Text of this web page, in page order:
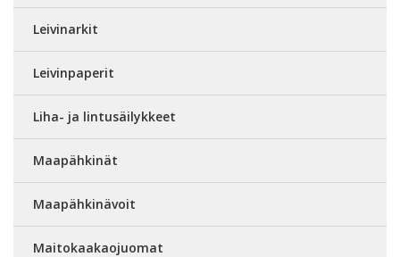
Leivinarkit
Leivinpaperit
Liha- ja lintusäilykkeet
Maapähkinät
Maapähkinävoit
Maitokaakaojuomat